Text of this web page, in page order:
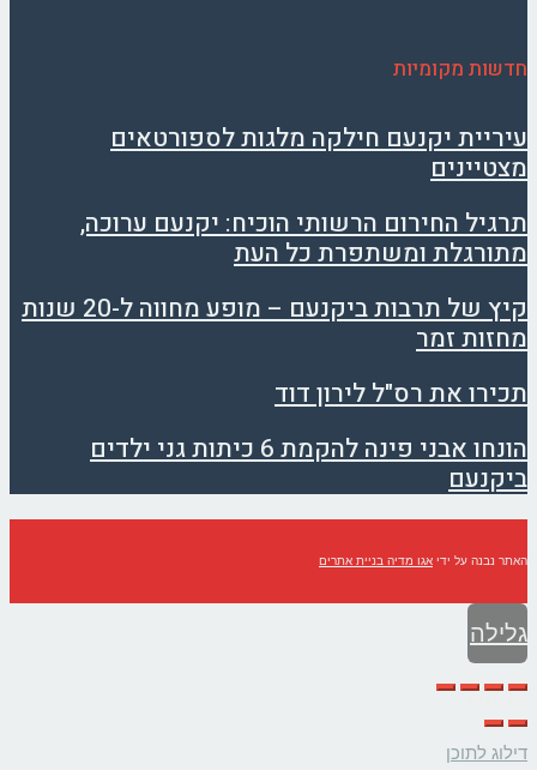
חדשות מקומיות
עיריית יקנעם חילקה מלגות לספורטאים
מצטיינים
תרגיל החירום הרשותי הוכיח: יקנעם ערוכה,
מתורגלת ומשתפרת כל העת
קיץ של תרבות ביקנעם – מופע מחווה ל-20 שנות
מחזות זמר
תכירו את רס"ל לירון דוד
הונחו אבני פינה להקמת 6 כיתות גני ילדים
ביקנעם
האתר נבנה על ידי אגו מדיה בניית אתרים
גלילה
לראש
העמוד
דילוג לתוכן